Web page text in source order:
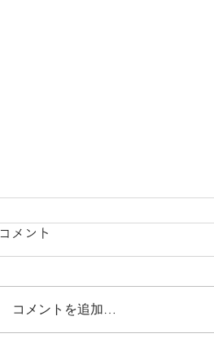
コメント
コメントを追加…